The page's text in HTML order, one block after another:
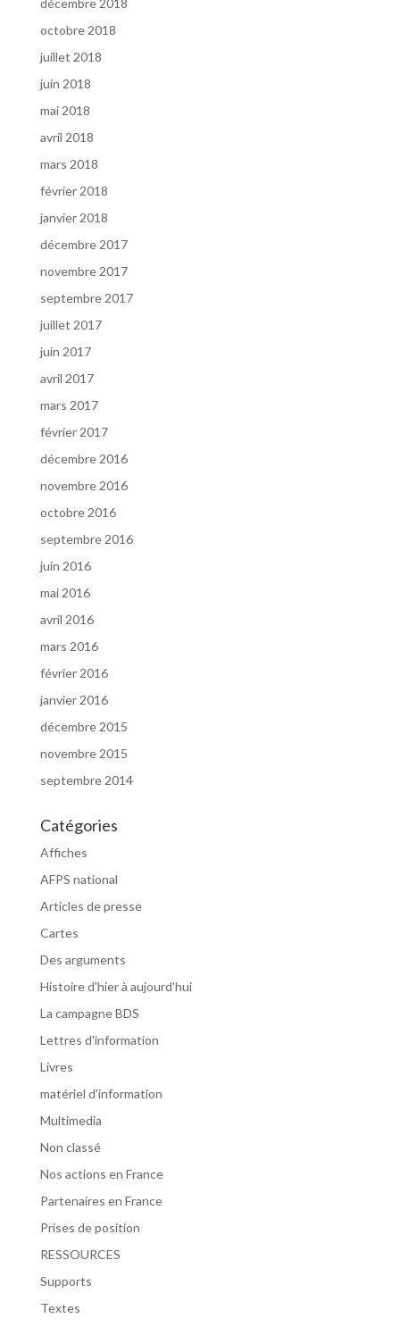
décembre 2018
octobre 2018
juillet 2018
juin 2018
mai 2018
avril 2018
mars 2018
février 2018
janvier 2018
décembre 2017
novembre 2017
septembre 2017
juillet 2017
juin 2017
avril 2017
mars 2017
février 2017
décembre 2016
novembre 2016
octobre 2016
septembre 2016
juin 2016
mai 2016
avril 2016
mars 2016
février 2016
janvier 2016
décembre 2015
novembre 2015
septembre 2014
Catégories
Affiches
AFPS national
Articles de presse
Cartes
Des arguments
Histoire d'hier à aujourd'hui
La campagne BDS
Lettres d'information
Livres
matériel d'information
Multimedia
Non classé
Nos actions en France
Partenaires en France
Prises de position
RESSOURCES
Supports
Textes